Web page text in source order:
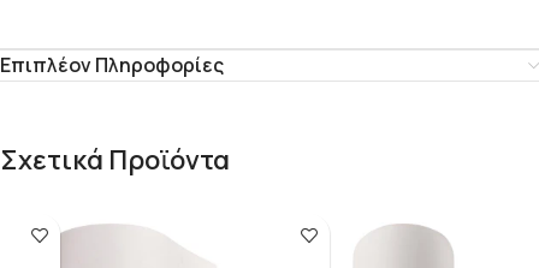
Επιπλέον Πληροφορίες
Σχετικά Προϊόντα